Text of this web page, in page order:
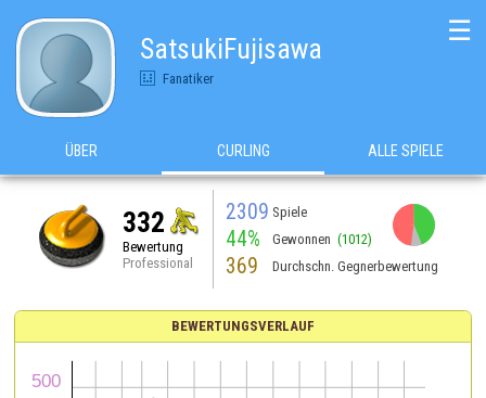
SatsukiFujisawa
Fanatiker
☰
ÜBER CURLING ALLE SPIELE
332
Bewertung
Professional
2309 Spiele
44% Gewonnen (1012)
369 Durchschn. Gegnerbewertung
BEWERTUNGSVERLAUF